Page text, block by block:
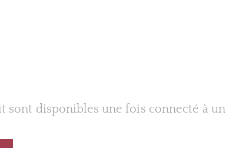
sont disponibles une fois connecté à un